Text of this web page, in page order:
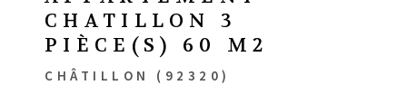
CHATILLON 3
PIÈCE(S) 60 M2
CHÂTILLON (92320)